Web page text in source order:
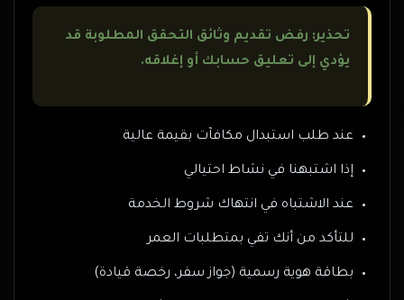
تحذير: رفض تقديم وثائق التحقق المطلوبة قد
يؤدي إلى تعليق حسابك أو إغلاقه.
عند طلب استبدال مكافآت بقيمة عالية
إذا اشتبهنا في نشاط احتيالي
عند الاشتباه في انتهاك شروط الخدمة
للتأكد من أنك تفي بمتطلبات العمر
بطاقة هوية رسمية (جواز سفر، رخصة قيادة)